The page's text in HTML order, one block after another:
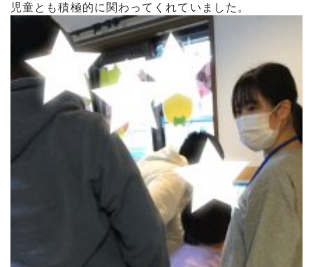
児童とも積極的に関わってくれていました。